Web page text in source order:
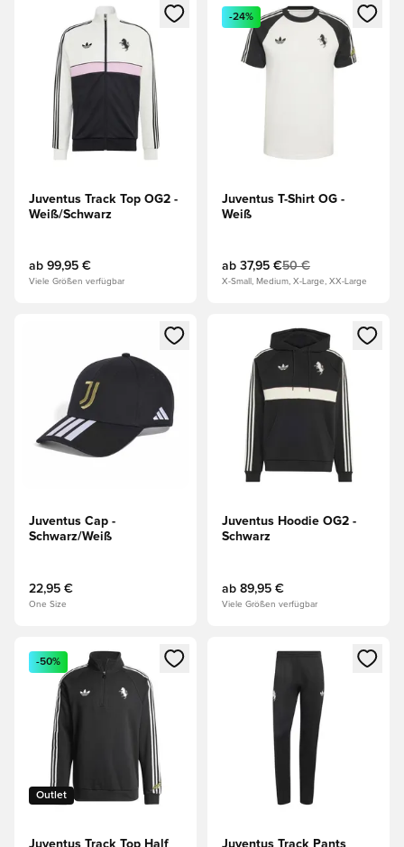
Öffnet ein neues Fenster zum Anmelden oder Registrieren
Juventus Track Top OG2 -
Weiß/Schwarz
ab 99,95 €
Viele Größen verfügbar
Öffnet ein neues Fenster
-24%
Juventus T-Shirt OG -
Weiß
ab 37,95 €50 €
X-Small, Medium, X-Large, XX-Large
Öffnet ein neues Fenster zum Anmelden oder Registrieren
Juventus Cap -
Schwarz/Weiß
22,95 €
One Size
Öffnet ein neues Fenster
Juventus Hoodie OG2 -
Schwarz
ab 89,95 €
Viele Größen verfügbar
Öffnet ein neues Fenster zum Anmelden oder Registrieren
Outlet
-50%
Juventus Track Top Half
Öffnet ein neues Fenster
Juventus Track Pants